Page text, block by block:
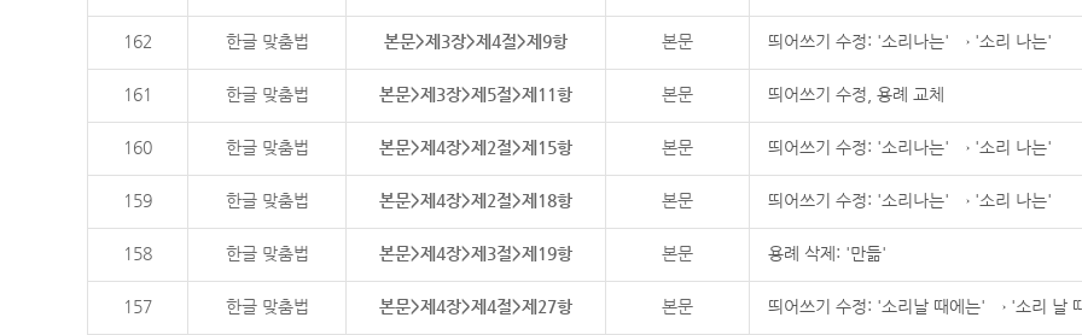
162 한글 맞춤법 본문>제3장>제4절>제9항 본문 띄어쓰기 수정: '소리나는' → '소리 나는'
161 한글 맞춤법 본문>제3장>제5절>제11항 본문 띄어쓰기 수정, 용례 교체
160 한글 맞춤법 본문>제4장>제2절>제15항 본문 띄어쓰기 수정: '소리나는' → '소리 나는'
159 한글 맞춤법 본문>제4장>제2절>제18항 본문 띄어쓰기 수정: '소리나는' → '소리 나는'
158 한글 맞춤법 본문>제4장>제3절>제19항 본문 용례 삭제: '만듦'
157 한글 맞춤법 본문>제4장>제4절>제27항 본문 띄어쓰기 수정: '소리날 때에는' → '소리 날